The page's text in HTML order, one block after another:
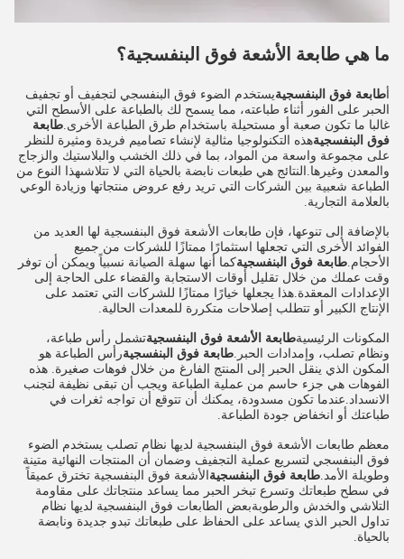
ما هي طابعة الأشعة فوق البنفسجية؟
طابعة فوق البنفسجيةيستخدم الضوء فوق البنفسجي لتجفيف أو تجفيف
الحبر على الفور أثناء طباعته، مما يسمح لك بالطباعة على الأسطح التي
غالبا ما تكون صعبة أو مستحيلة باستخدام طرق الطباعة الأخرى.طابعة
فوق البنفسجيةهذه التكنولوجيا مثالية لإنشاء تصاميم فريدة ومثيرة للنظر
على مجموعة واسعة من المواد، بما في ذلك الخشب والبلاستيك والزجاج
والمعدن وغيرها.النتائج هي طبعات نابضة بالحياة التي لا تتلاشىهذا النوع من
الطباعة شعبية بين الشركات التي تريد رفع عروض منتجاتها وزيادة الوعي
بالعلامة التجارية.
بالإضافة إلى تنوعها، فإن طابعات الأشعة فوق البنفسجية لها العديد من
الفوائد الأخرى التي تجعلها استثمارًا ممتازًا للشركات من جميع
الأحجام.طابعة فوق البنفسجيةكما أنها سهلة الصيانة نسبياً ويمكن أن توفر
وقت عملك من خلال تقليل أوقات الاستجابة والقضاء على الحاجة إلى
الإعدادات المعقدة.هذا يجعلها خيارًا ممتازًا للشركات التي تعتمد على
الإنتاج الكبير أو تتطلب إصلاحات متكررة للمعدات الحالية.
المكونات الرئيسيةطابعة الأشعة فوق البنفسجيةتشمل رأس طباعة،
ونظام تصلب، وإمدادات الحبر.طابعة فوق البنفسجيةرأس الطباعة هو
المكون الذي ينقل الحبر إلى المنتج الفارغ من خلال فوهات صغيرة. هذه
الفوهات هي جزء حاسم من عملية الطباعة ويجب أن تبقى نظيفة لتجنب
الانسداد.عندما تكون مسدودة، يمكنك أن تتوقع أن تواجه ثغرات في
طباعتك أو انخفاض جودة الطباعة.
معظم طابعات الأشعة فوق البنفسجية لديها نظام تصلب يستخدم الضوء
فوق البنفسجي لتسريع عملية التجفيف وضمان أن المنتجات النهائية متينة
وطويلة الأمد.طابعة فوق البنفسجية الأشعة فوق البنفسجية تخترق عميقاً
في سطح طبعاتك وتسرع تبخر الحبر مما يساعد منتجاتك على مقاومة
التلاشي والخدش والرطوبةبعض الطابعات فوق البنفسجية لديها نظام
تداول الحبر الذي يساعد على الحفاظ على طبعاتك تبدو جديدة ونابضة
بالحياة.